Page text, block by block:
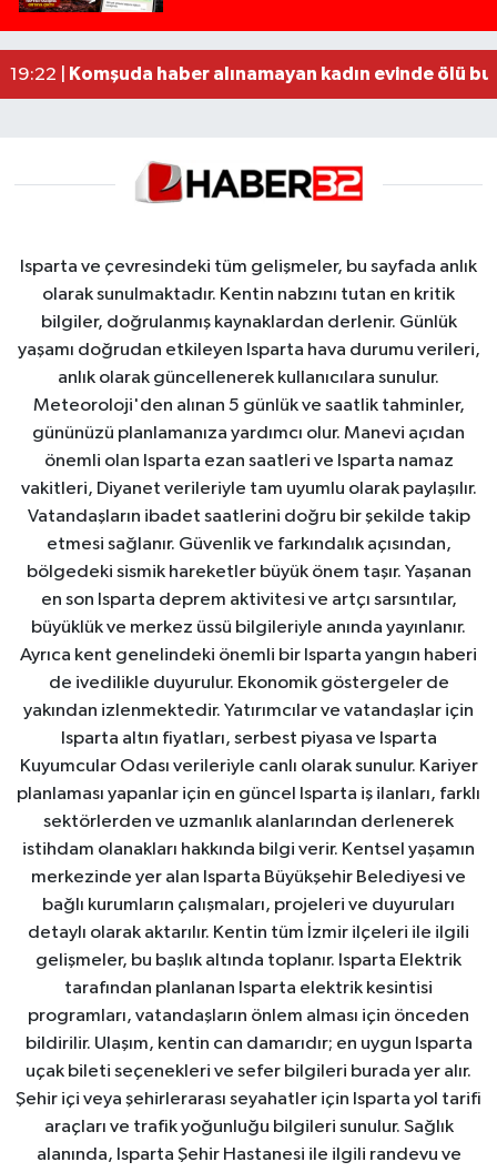
02:26 |MOTOSİKLETLE ÇARPIŞAN OTOMOBİL GÜL
19:22 |
Komşuda haber alınamayan kadın evinde ölü
Isparta ve çevresindeki tüm gelişmeler, bu sayfada anlık
olarak sunulmaktadır. Kentin nabzını tutan en kritik
bilgiler, doğrulanmış kaynaklardan derlenir. Günlük
yaşamı doğrudan etkileyen Isparta hava durumu verileri,
anlık olarak güncellenerek kullanıcılara sunulur.
Meteoroloji'den alınan 5 günlük ve saatlik tahminler,
gününüzü planlamanıza yardımcı olur. Manevi açıdan
önemli olan Isparta ezan saatleri ve Isparta namaz
vakitleri, Diyanet verileriyle tam uyumlu olarak paylaşılır.
Vatandaşların ibadet saatlerini doğru bir şekilde takip
etmesi sağlanır. Güvenlik ve farkındalık açısından,
bölgedeki sismik hareketler büyük önem taşır. Yaşanan
en son Isparta deprem aktivitesi ve artçı sarsıntılar,
büyüklük ve merkez üssü bilgileriyle anında yayınlanır.
Ayrıca kent genelindeki önemli bir Isparta yangın haberi
de ivedilikle duyurulur. Ekonomik göstergeler de
yakından izlenmektedir. Yatırımcılar ve vatandaşlar için
Isparta altın fiyatları, serbest piyasa ve Isparta
Kuyumcular Odası verileriyle canlı olarak sunulur. Kariyer
planlaması yapanlar için en güncel Isparta iş ilanları, farklı
sektörlerden ve uzmanlık alanlarından derlenerek
istihdam olanakları hakkında bilgi verir. Kentsel yaşamın
merkezinde yer alan Isparta Büyükşehir Belediyesi ve
bağlı kurumların çalışmaları, projeleri ve duyuruları
detaylı olarak aktarılır. Kentin tüm İzmir ilçeleri ile ilgili
gelişmeler, bu başlık altında toplanır. Isparta Elektrik
tarafından planlanan Isparta elektrik kesintisi
programları, vatandaşların önlem alması için önceden
bildirilir. Ulaşım, kentin can damarıdır; en uygun Isparta
uçak bileti seçenekleri ve sefer bilgileri burada yer alır.
Şehir içi veya şehirlerarası seyahatler için Isparta yol tarifi
araçları ve trafik yoğunluğu bilgileri sunulur. Sağlık
alanında, Isparta Şehir Hastanesi ile ilgili randevu ve